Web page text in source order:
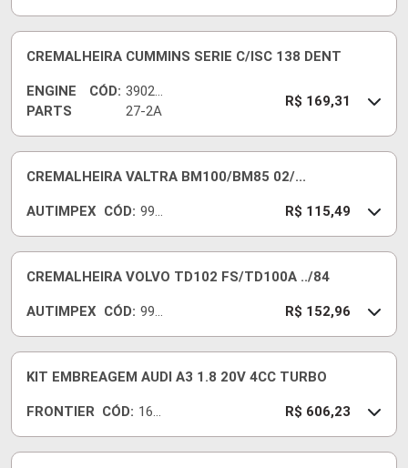
CREMALHEIRA CUMMINS SERIE C/ISC 138 DENT
ENGINE
PARTS
CÓD: 39021
27-2A
R$ 169,31
CREMALHEIRA VALTRA BM100/BM85 02/...
AUTIMPEX CÓD: 990
200
2
R$ 115,49
CREMALHEIRA VOLVO TD102 FS/TD100A ../84
AUTIMPEX CÓD: 990
800
1
R$ 152,96
KIT EMBREAGEM AUDI A3 1.8 20V 4CC TURBO
FRONTIER CÓD: 160
R$ 606,23